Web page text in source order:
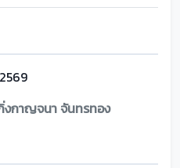
งกาญจนา จันทรทอง